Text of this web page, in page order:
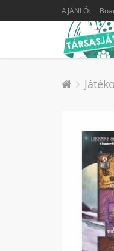
AJÁNLÓ: